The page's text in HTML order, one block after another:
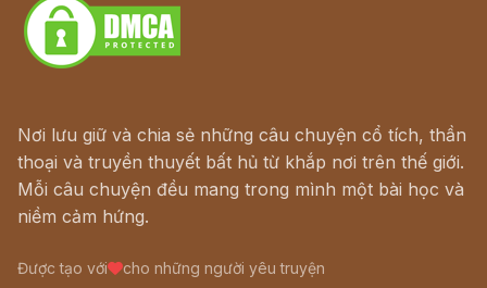
Nơi lưu giữ và chia sẻ những câu chuyện cổ tích, thần
thoại và truyền thuyết bất hủ từ khắp nơi trên thế giới.
Mỗi câu chuyện đều mang trong mình một bài học và
niềm cảm hứng.
Được tạo với cho những người yêu truyện